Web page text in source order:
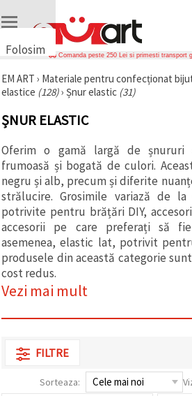
Folosim
uri
🍪 Folosim
și
similare
pentru a
asigura
funcționarea
corectă a
site-ului,
pentru a vă
îmbunătăți
experiența
și, cu
acordul
dumneavoastră,
pentru a
analiza
conținut și
mai
relevante,
Comanda peste 250 Lei si primesti transport
EM ART › Materiale pentru confecționat
elastice (128)› Șnur elastic (31)
ȘNUR ELASTIC
Oferim o gamă largă de șnururi
frumoasă și bogată de culori.
negru și alb, precum și diferite
strălucire. Grosimile variază de
potrivite pentru brățări DIY,
accesorii pe care preferați să
asemenea, elastic lat, potrivit
produsele din această categorie
cost redus.
Vezi mai mult
FILTRE
Sorteaza: